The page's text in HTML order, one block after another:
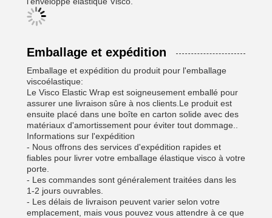
Emballage et expédition
Emballage et expédition du produit pour l'emballage
viscoélastique:
Le Visco Elastic Wrap est soigneusement emballé pour
assurer une livraison sûre à nos clients.Le produit est
ensuite placé dans une boîte en carton solide avec des
matériaux d'amortissement pour éviter tout dommage..
Informations sur l'expédition
- Nous offrons des services d'expédition rapides et
fiables pour livrer votre emballage élastique visco à votre
porte.
- Les commandes sont généralement traitées dans les
1-2 jours ouvrables.
- Les délais de livraison peuvent varier selon votre
emplacement, mais vous pouvez vous attendre à ce que